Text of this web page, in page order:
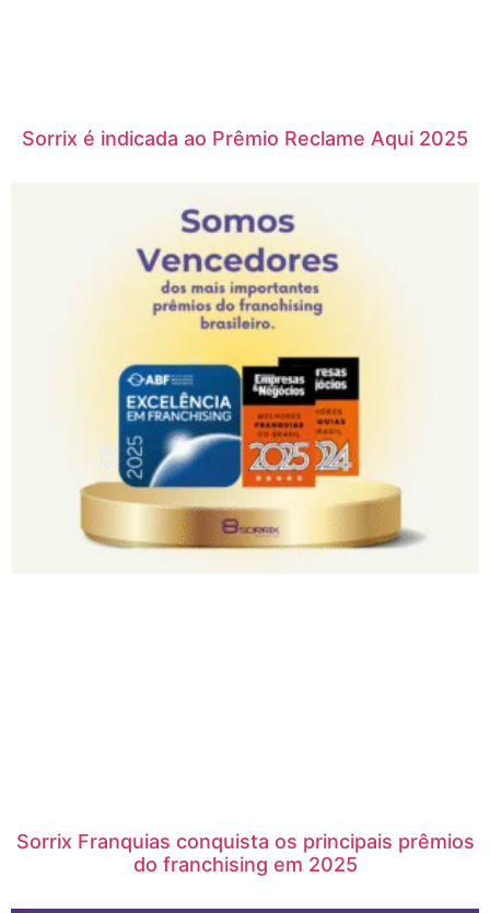
Sorrix é indicada ao Prêmio Reclame Aqui 2025
Sorrix Franquias conquista os principais prêmios
do franchising em 2025